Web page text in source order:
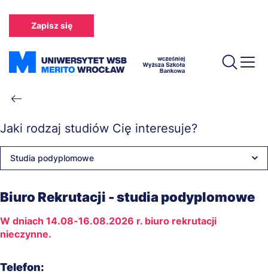
treści
Zapisz się
Ścieżka
nawigacyjna
Jaki rodzaj studiów Cię interesuje?
Studia podyplomowe
Biuro Rekrutacji - studia podyplomowe
W dniach 14.08-16.08.2026 r. biuro rekrutacji
nieczynne.
Telefon: